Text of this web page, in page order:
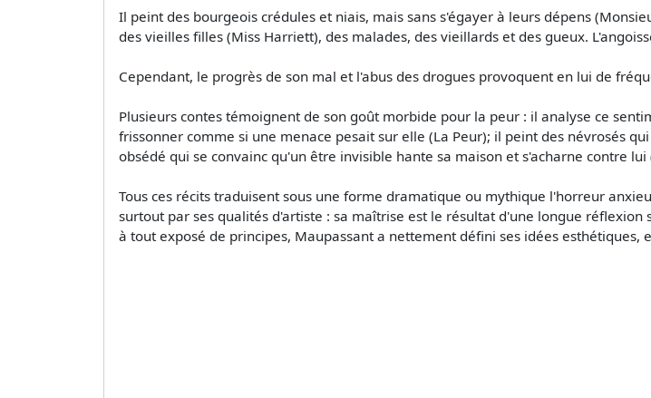
Il peint des bourgeois crédules et niais, mais sans s'égayer à leurs dépens
des vieilles filles (Miss Harriett), des malades, des vieillards et des gueux.
Cependant, le progrès de son mal et l'abus des drogues provoquent en lui de
Plusieurs contes témoignent de son goût morbide pour la peur : il analyse ce
frissonner comme si une menace pesait sur elle (La Peur); il peint des névrosés
obsédé qui se convainc qu'un être invisible hante sa maison et s'acharne contre lui
Tous ces récits traduisent sous une forme dramatique ou mythique l'horreur
surtout par ses qualités d'artiste : sa maîtrise est le résultat d'une longue réflexion
à tout exposé de principes, Maupassant a nettement défini ses idées